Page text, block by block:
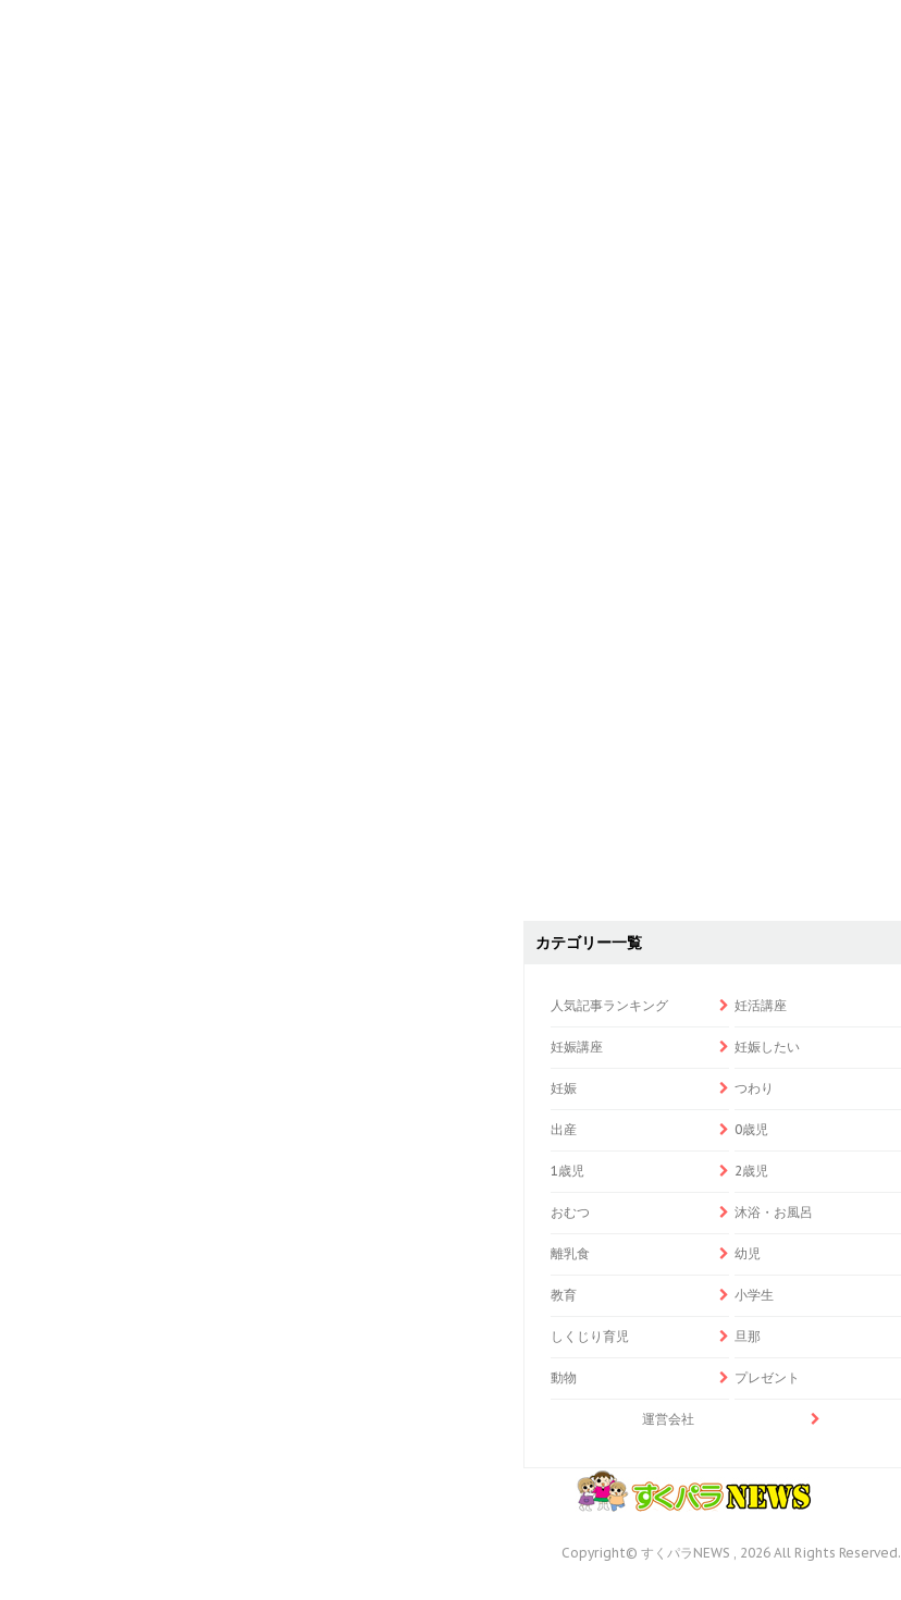
カテゴリー一覧
人気記事ランキング 妊活講座
妊娠講座 妊娠したい
妊娠 つわり
出産 0歳児
1歳児 2歳児
おむつ 沐浴・お風呂
離乳食 幼児
教育 小学生
しくじり育児 旦那
動物 プレゼント
運営会社
Copyright© すくパラNEWS , 2026 All Rights Reserved.